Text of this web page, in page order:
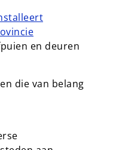
en deuren
die van belang